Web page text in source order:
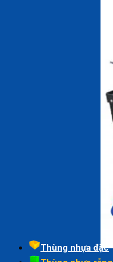
Thùng nhựa đặc